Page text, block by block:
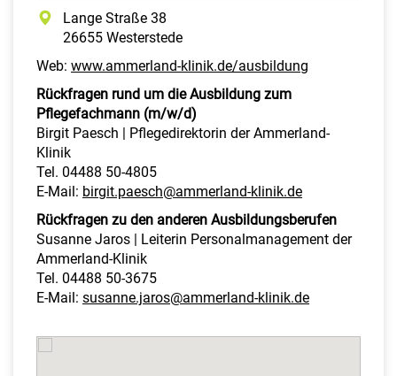
Lange Straße 38
26655 Westerstede
Web: www.ammerland-klinik.de/ausbildung
Rückfragen rund um die Ausbildung zum
Pflegefachmann (m/w/d)
Birgit Paesch | Pflegedirektorin der Ammerland-
Klinik
Tel. 04488 50-4805
E-Mail: birgit.paesch@ammerland-klinik.de
Rückfragen zu den anderen Ausbildungsberufen
Susanne Jaros | Leiterin Personalmanagement der
Ammerland-Klinik
Tel. 04488 50-3675
E-Mail: susanne.jaros@ammerland-klinik.de